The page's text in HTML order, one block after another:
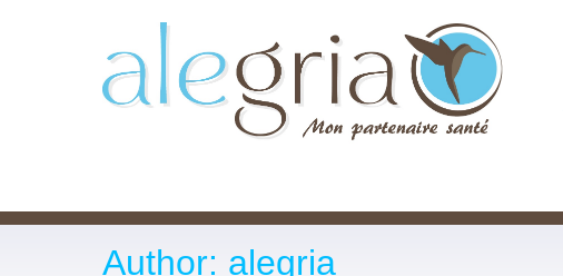
Author: alegria